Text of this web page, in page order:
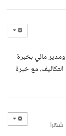
مالي بخبرة
التكاليف، مع خبرة